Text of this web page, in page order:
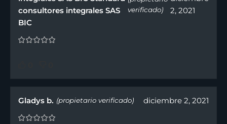
consultores integrales SAS
BIC
verificado)
2, 2021
Gladys b. (propietario verificado) diciembre 2, 2021